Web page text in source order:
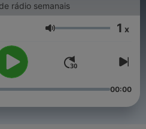
rádio semanais
Volumen 1 x
00:00